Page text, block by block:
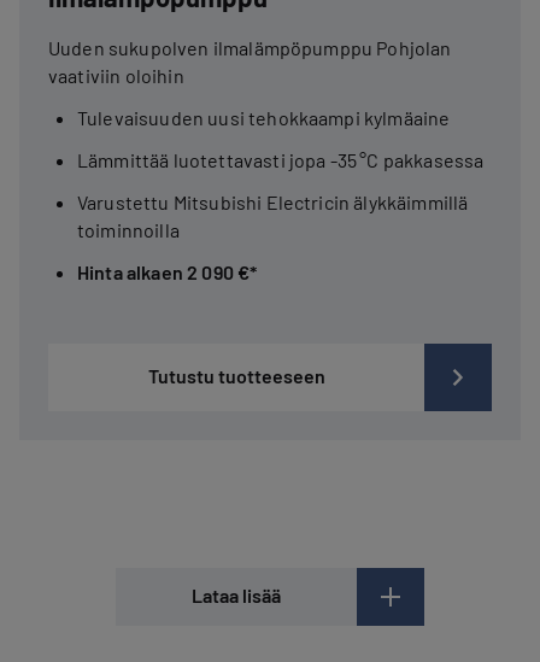
Uuden sukupolven ilmalämpöpumppu Pohjolan
vaativiin oloihin
Tulevaisuuden uusi tehokkaampi kylmäaine
Lämmittää luotettavasti jopa -35 °C pakkasessa
Varustettu Mitsubishi Electricin älykkäimmillä
toiminnoilla
Hinta alkaen 2 090 €*
Tutustu tuotteeseen
Lataa lisää